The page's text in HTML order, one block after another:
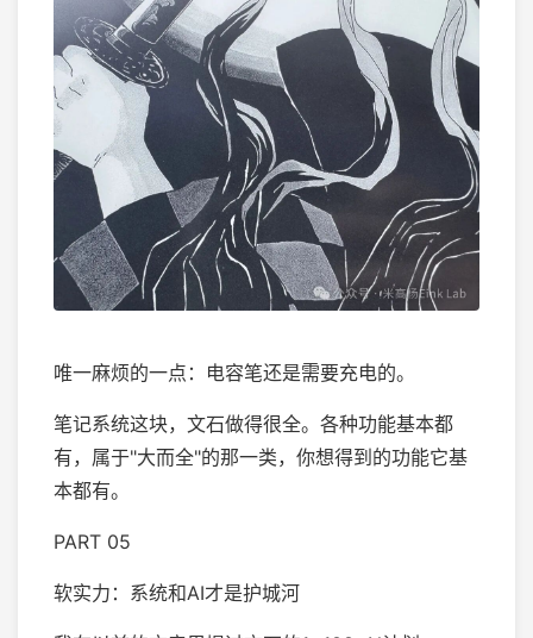
唯一麻烦的一点：电容笔还是需要充电的。
笔记系统这块，文石做得很全。各种功能基本都
有，属于"大而全"的那一类，你想得到的功能它基
本都有。
PART 05
软实力：系统和AI才是护城河